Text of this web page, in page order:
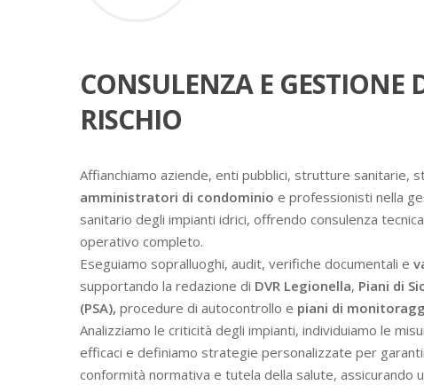
CONSULENZA E GESTIONE
RISCHIO
Affianchiamo aziende, enti pubblici, strutture sanitarie,
amministratori di condominio e professionisti nella
sanitario degli impianti idrici, offrendo consulenza
operativo completo.
Eseguiamo sopralluoghi, audit, verifiche documentali e
supportando la redazione di DVR Legionella, Piani di
(PSA), procedure di autocontrollo e piani di
Analizziamo le criticità degli impianti, individuiamo le
efficaci e definiamo strategie personalizzate per
conformità normativa e tutela della salute, assicurando